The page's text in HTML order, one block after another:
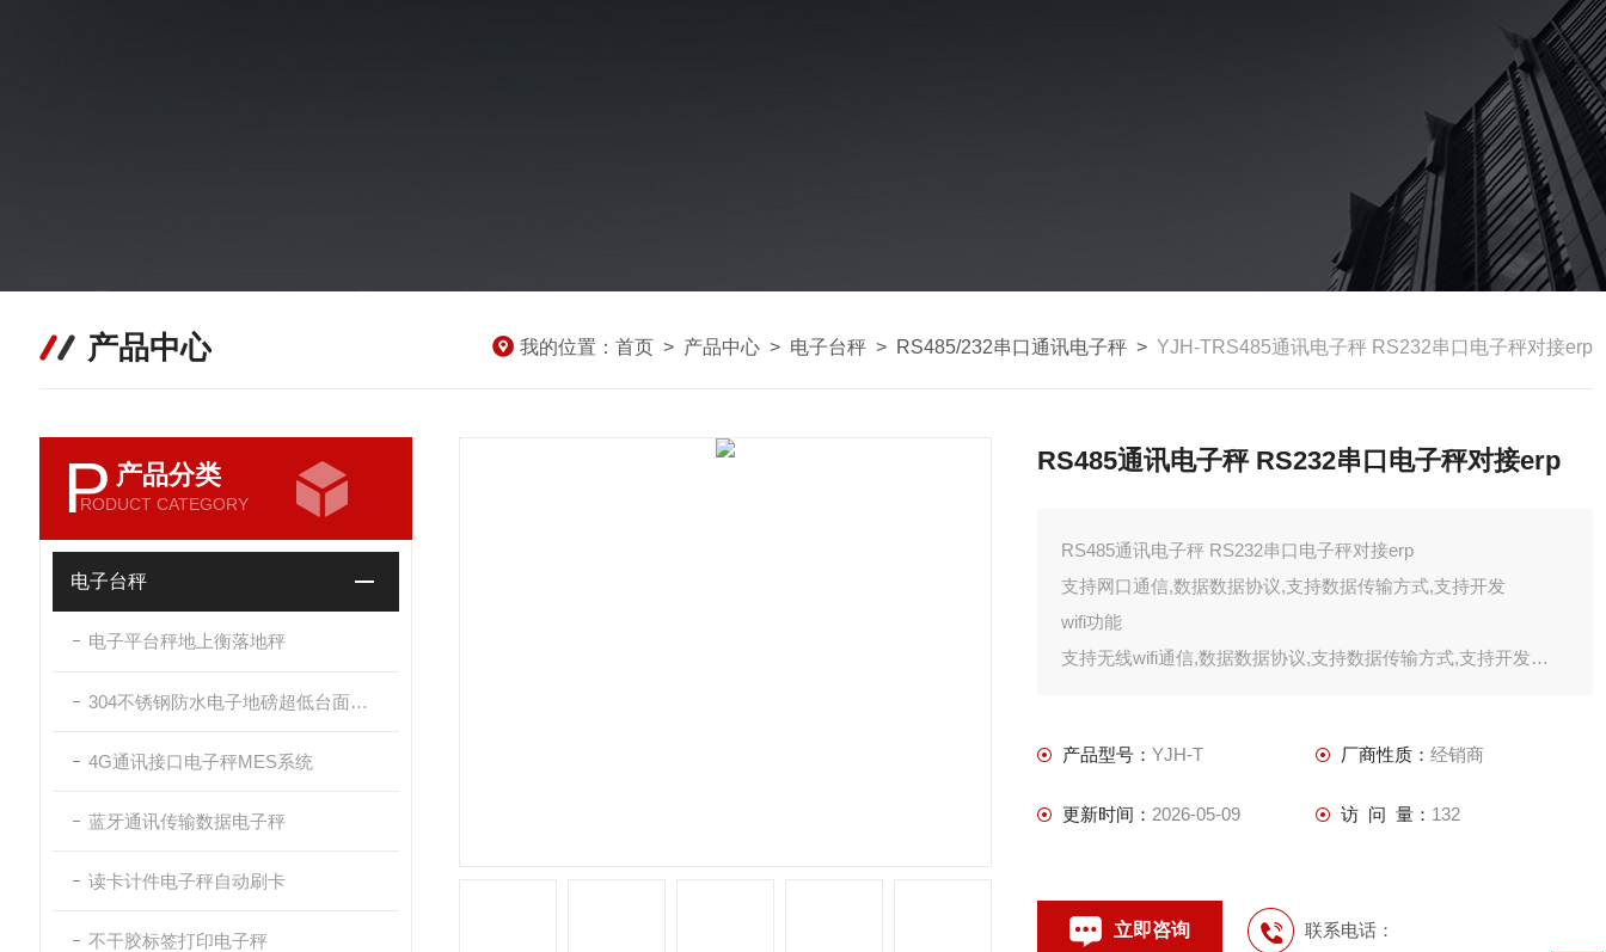
产品中心 我的位置： 首页 > 产品中心 > 电子台秤 > RS485/232串口通讯电子秤 > YJH-TRS485通讯电子秤 RS232串口电子秤对接erp
P 产品分类
RODUCT CATEGORY
电子台秤
电子平台秤地上衡落地秤
304不锈钢防水电子地磅超低台面带斜坡
4G通讯接口电子秤MES系统
蓝牙通讯传输数据电子秤
读卡计件电子秤自动刷卡
不干胶标签打印电子秤
RS485通讯电子秤 RS232串口电子秤对接erp
RS485通讯电子秤 RS232串口电子秤对接erp
支持网口通信,数据数据协议,支持数据传输方式,支持开发
wifi功能
支持无线wifi通信,数据数据协议,支持数据传输方式,支持开发
产品型号： YJH-T 厂商性质： 经销商
更新时间： 2026-05-09 访 问 量： 132
立即咨询 联系电话：